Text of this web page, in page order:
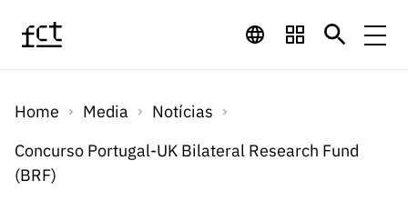
Financiamento
Programas de
LINKS
Concursos
Home Media
Notícias
Concurso Portugal-UK Bilateral Research Fund
(BRF)